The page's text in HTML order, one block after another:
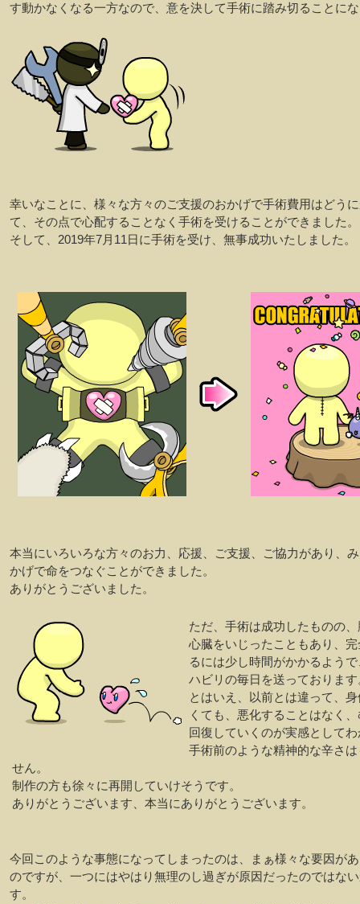
す動かなくなる一方なので、意を決して手術に踏み切ることに
幸いなことに、様々な方々のご支援のおかげで手術費用はどう
て、その点で心配することなく手術を受けることができました。
そして、2019年7月11日に手術を受け、無事成功いたしました。
本当にいろいろな方々のお力、応援、ご支援、ご協力があり、
かげで命をつなぐことができました。
ありがとうございました。
ただ、手術は成功したものの
心臓をいじったこともあり、
るには少し時間がかかるよう
ハビリの毎日を送っております
とはいえ、以前とは違って、
くても、悪化することはなく
回復していくのが実感として
手術前のような精神的な辛さ
せん。
制作の方も徐々に再開していけそうです。
ありがとうございます、本当にありがとうございます。
今回このような事態になってしまったのは、まぁ様々な要因が
のですが、一つにはやはり無理のし過ぎが原因だったのではな
す。